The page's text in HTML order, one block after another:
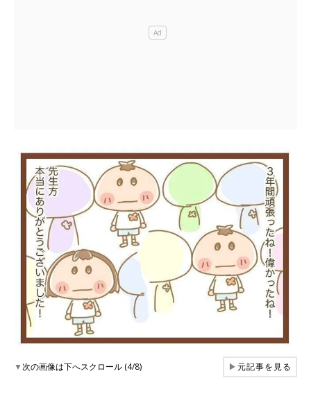
▼次の画像は下へスクロール (4/8) ▶元記事を見る